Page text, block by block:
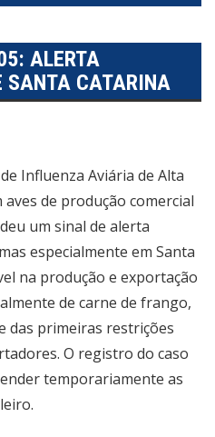
ALERTA
SANTA CATARINA
Influenza Aviária de Alta
de produção comercial
um sinal de alerta
especialmente em Santa
na produção e exportação
de carne de frango,
das primeiras restrições
O registro do caso
temporariamente as